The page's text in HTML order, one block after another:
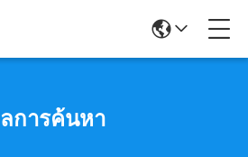
การค้นหา